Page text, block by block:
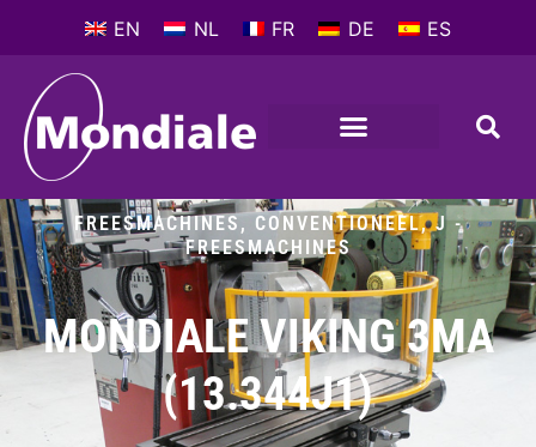
EN NL FR DE ES
FREESMACHINES, CONVENTIONEEL,J -
FREESMACHINES
MONDIALE VIKING 3MA
(13.344J1)